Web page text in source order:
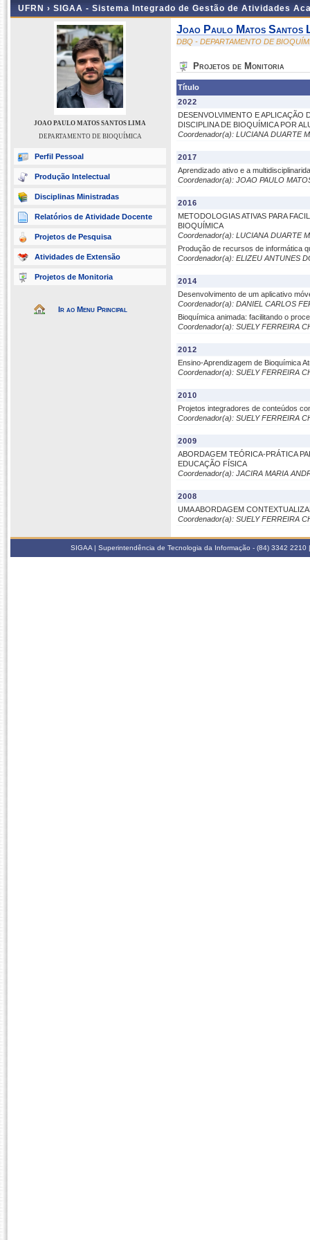
UFRN › SIGAA - Sistema Integrado de Gestão de Atividades
JOAO PAULO MATOS SANTOS LIMA
DEPARTAMENTO DE BIOQUÍMICA
Perfil Pessoal
Produção Intelectual
Disciplinas Ministradas
Relatórios de Atividade Docente
Projetos de Pesquisa
Atividades de Extensão
Projetos de Monitoria
Ir ao Menu Principal
Joao Paulo Matos Santos
DBQ - DEPARTAMENTO DE
Projetos de Monitoria
Título
2022
DESENVOLVIMENTO E APLICAÇÃO
DISCIPLINA DE BIOQUÍMICA POR
Coordenador(a): LUCIANA DUARTE
2017
Aprendizado ativo e a
Coordenador(a): JOAO PAULO
2016
METODOLOGIAS ATIVAS PARA
BIOQUÍMICA
Coordenador(a): LUCIANA DUARTE
Produção de recursos de informática
Coordenador(a): ELIZEU ANTUNES
2014
Desenvolvimento de um aplicativo
Coordenador(a): DANIEL CARLOS
Bioquímica animada: facilitando o
Coordenador(a): SUELY FERREIRA
2012
Ensino-Aprendizagem de Bioquímica
Coordenador(a): SUELY FERREIRA
2010
Projetos integradores de conteúdos
Coordenador(a): SUELY FERREIRA
2009
ABORDAGEM TEÓRICA-PRÁTICA
EDUCAÇÃO FÍSICA
Coordenador(a): JACIRA MARIA
2008
UMA ABORDAGEM
Coordenador(a): SUELY FERREIRA
SIGAA | Superintendência de Tecnologia da Informação - (84) 3342